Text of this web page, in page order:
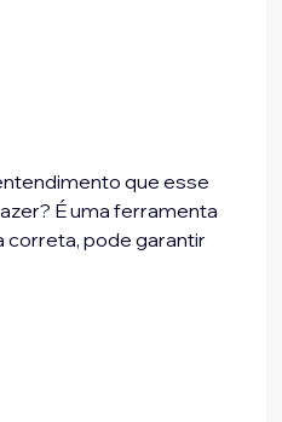
que esse
É uma ferramenta
correta, pode garantir